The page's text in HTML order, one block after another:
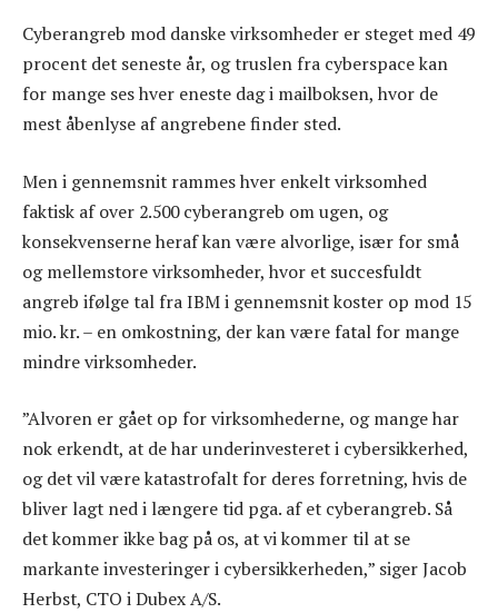
Cyberangreb mod danske virksomheder er steget med 49
procent det seneste år, og truslen fra cyberspace kan
for mange ses hver eneste dag i mailboksen, hvor de
mest åbenlyse af angrebene finder sted.
Men i gennemsnit rammes hver enkelt virksomhed
faktisk af over 2.500 cyberangreb om ugen, og
konsekvenserne heraf kan være alvorlige, især for små
og mellemstore virksomheder, hvor et succesfuldt
angreb ifølge tal fra IBM i gennemsnit koster op mod 15
mio. kr. – en omkostning, der kan være fatal for mange
mindre virksomheder.
”Alvoren er gået op for virksomhederne, og mange har
nok erkendt, at de har underinvesteret i cybersikkerhed,
og det vil være katastrofalt for deres forretning, hvis de
bliver lagt ned i længere tid pga. af et cyberangreb. Så
det kommer ikke bag på os, at vi kommer til at se
markante investeringer i cybersikkerheden,” siger Jacob
Herbst, CTO i Dubex A/S.